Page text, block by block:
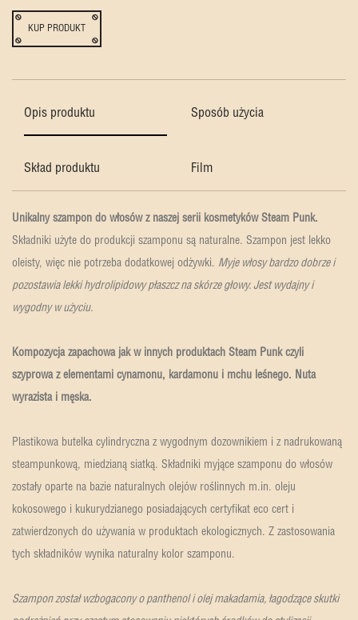
KUP PRODUKT
Opis produktu Sposób użycia
Skład produktu Film
Unikalny szampon do włosów z naszej serii kosmetyków Steam Punk.
Składniki użyte do produkcji szamponu są naturalne. Szampon jest lekko
oleisty, więc nie potrzeba dodatkowej odżywki. Myje włosy bardzo dobrze i
pozostawia lekki hydrolipidowy płaszcz na skórze głowy. Jest wydajny i
wygodny w użyciu.
Kompozycja zapachowa jak w innych produktach Steam Punk czyli
szyprowa z elementami cynamonu, kardamonu i mchu leśnego. Nuta
wyrazista i męska.
Plastikowa butelka cylindryczna z wygodnym dozownikiem i z nadrukowaną
steampunkową, miedzianą siatką. Składniki myjące szamponu do włosów
zostały oparte na bazie naturalnych olejów roślinnych m.in. oleju
kokosowego i kukurydzianego posiadających certyfikat eco cert i
zatwierdzonych do używania w produktach ekologicznych. Z zastosowania
tych składników wynika naturalny kolor szamponu.
Szampon został wzbogacony o panthenol i olej makadamia, łagodzące skutki